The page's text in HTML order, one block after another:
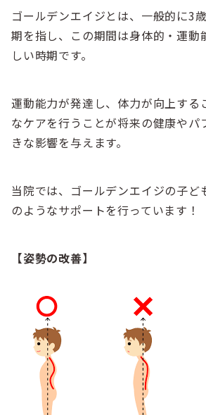
ゴールデンエイジとは、一般的に3
期を指し、この期間は身体的・運動
しい時期です。
運動能力が発達し、体力が向上する
なケアを行うことが将来の健康やパ
きな影響を与えます。
当院では、ゴールデンエイジの子ど
のようなサポートを行っています！
【姿勢の改善】